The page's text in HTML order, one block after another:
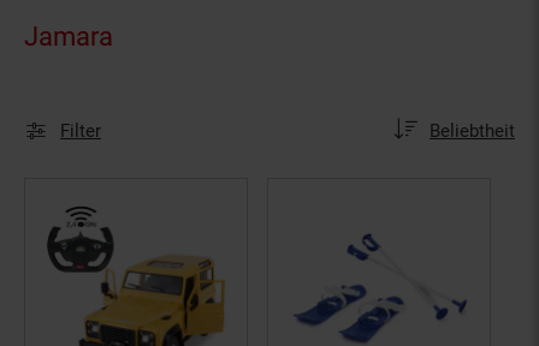
Jamara
Filter Sortierung:
Beliebtheit